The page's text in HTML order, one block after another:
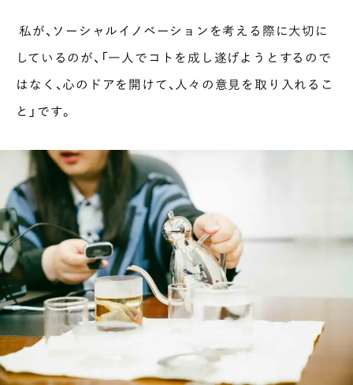
私が、ソーシャルイノベーションを考える際に大切に
しているのが、「一人でコトを成し遂げようとするので
はなく、心のドアを開けて、人々の意見を取り入れるこ
と」です。